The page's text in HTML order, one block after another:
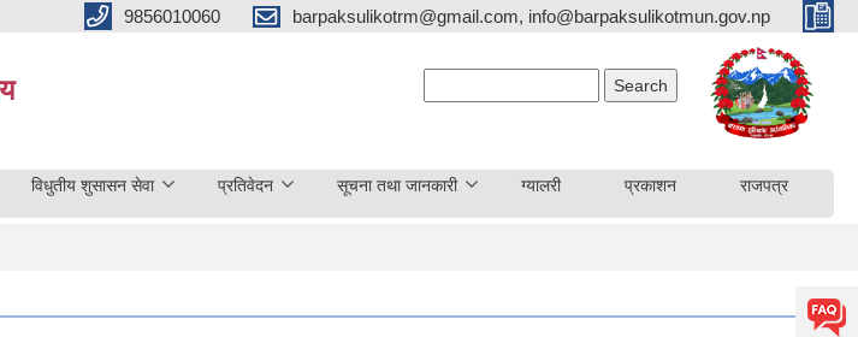
9856010060 barpaksulikotrm@gmail.com, info@barpaksulikotmun.gov.np
विधुतीय शुसासन सेवा प्रतिवेदन सूचना तथा जानकारी ग्यालरी प्रकाशन राजपत्र